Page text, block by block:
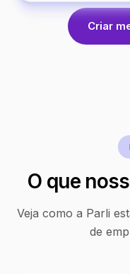
Criar
O que
Veja como a Parli
de